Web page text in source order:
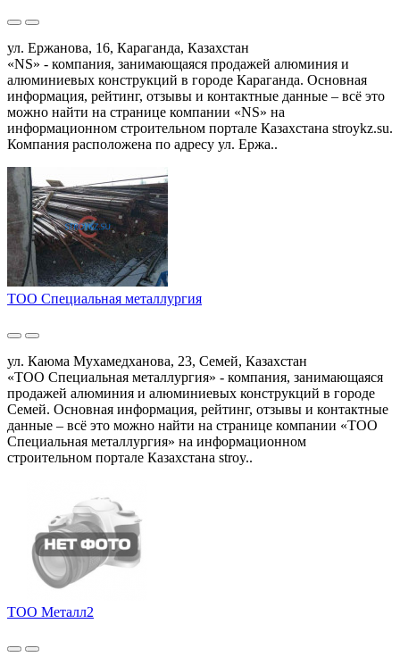
ул. Ержанова, 16, Караганда, Казахстан
«NS» - компания, занимающаяся продажей алюминия и
алюминиевых конструкций в городе Караганда. Основная
информация, рейтинг, отзывы и контактные данные – всё это
можно найти на странице компании «NS» на
информационном строительном портале Казахстана stroykz.su.
Компания расположена по адресу ул. Ержа..
ТОО Специальная металлургия
ул. Каюма Мухамедханова, 23, Семей, Казахстан
«ТОО Специальная металлургия» - компания, занимающаяся
продажей алюминия и алюминиевых конструкций в городе
Семей. Основная информация, рейтинг, отзывы и контактные
данные – всё это можно найти на странице компании «ТОО
Специальная металлургия» на информационном
строительном портале Казахстана stroy..
ТОО Металл2